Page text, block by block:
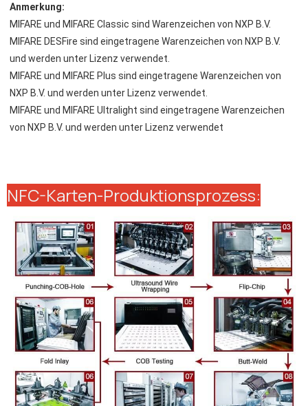
Anmerkung:
MIFARE und MIFARE Classic sind Warenzeichen von NXP B.V.
MIFARE DESFire sind eingetragene Warenzeichen von NXP B.V.
und werden unter Lizenz verwendet.
MIFARE und MIFARE Plus sind eingetragene Warenzeichen von
NXP B.V. und werden unter Lizenz verwendet.
MIFARE und MIFARE Ultralight sind eingetragene Warenzeichen
von NXP B.V. und werden unter Lizenz verwendet
NFC-Karten-Produktionsprozess: